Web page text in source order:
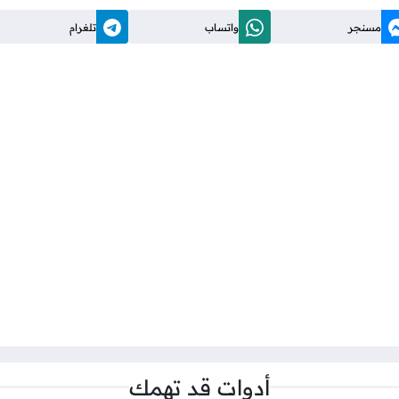
مسنجر واتساب تلغرام
أدوات قد تهمك